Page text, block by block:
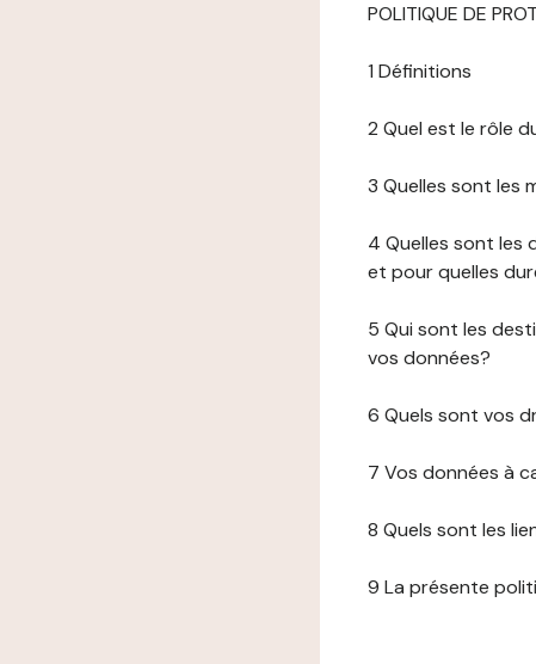
POLITIQUE DE
1 Définitions
2 Quel est le rôle
3 Quelles sont les
4 Quelles sont les
et pour quelles
5 Qui sont les
vos données?
6 Quels sont vos
7 Vos données à
8 Quels sont les
9 La présente